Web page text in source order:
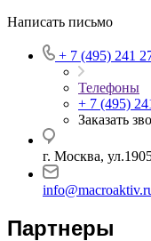
Написать письмо
+ 7 (495) 241
Телефоны
+ 7 (495)
Заказать
г. Москва,
Партнеры